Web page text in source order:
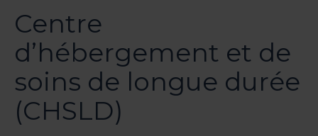
Centre
d’hébergement et de
soins de longue durée
(CHSLD)